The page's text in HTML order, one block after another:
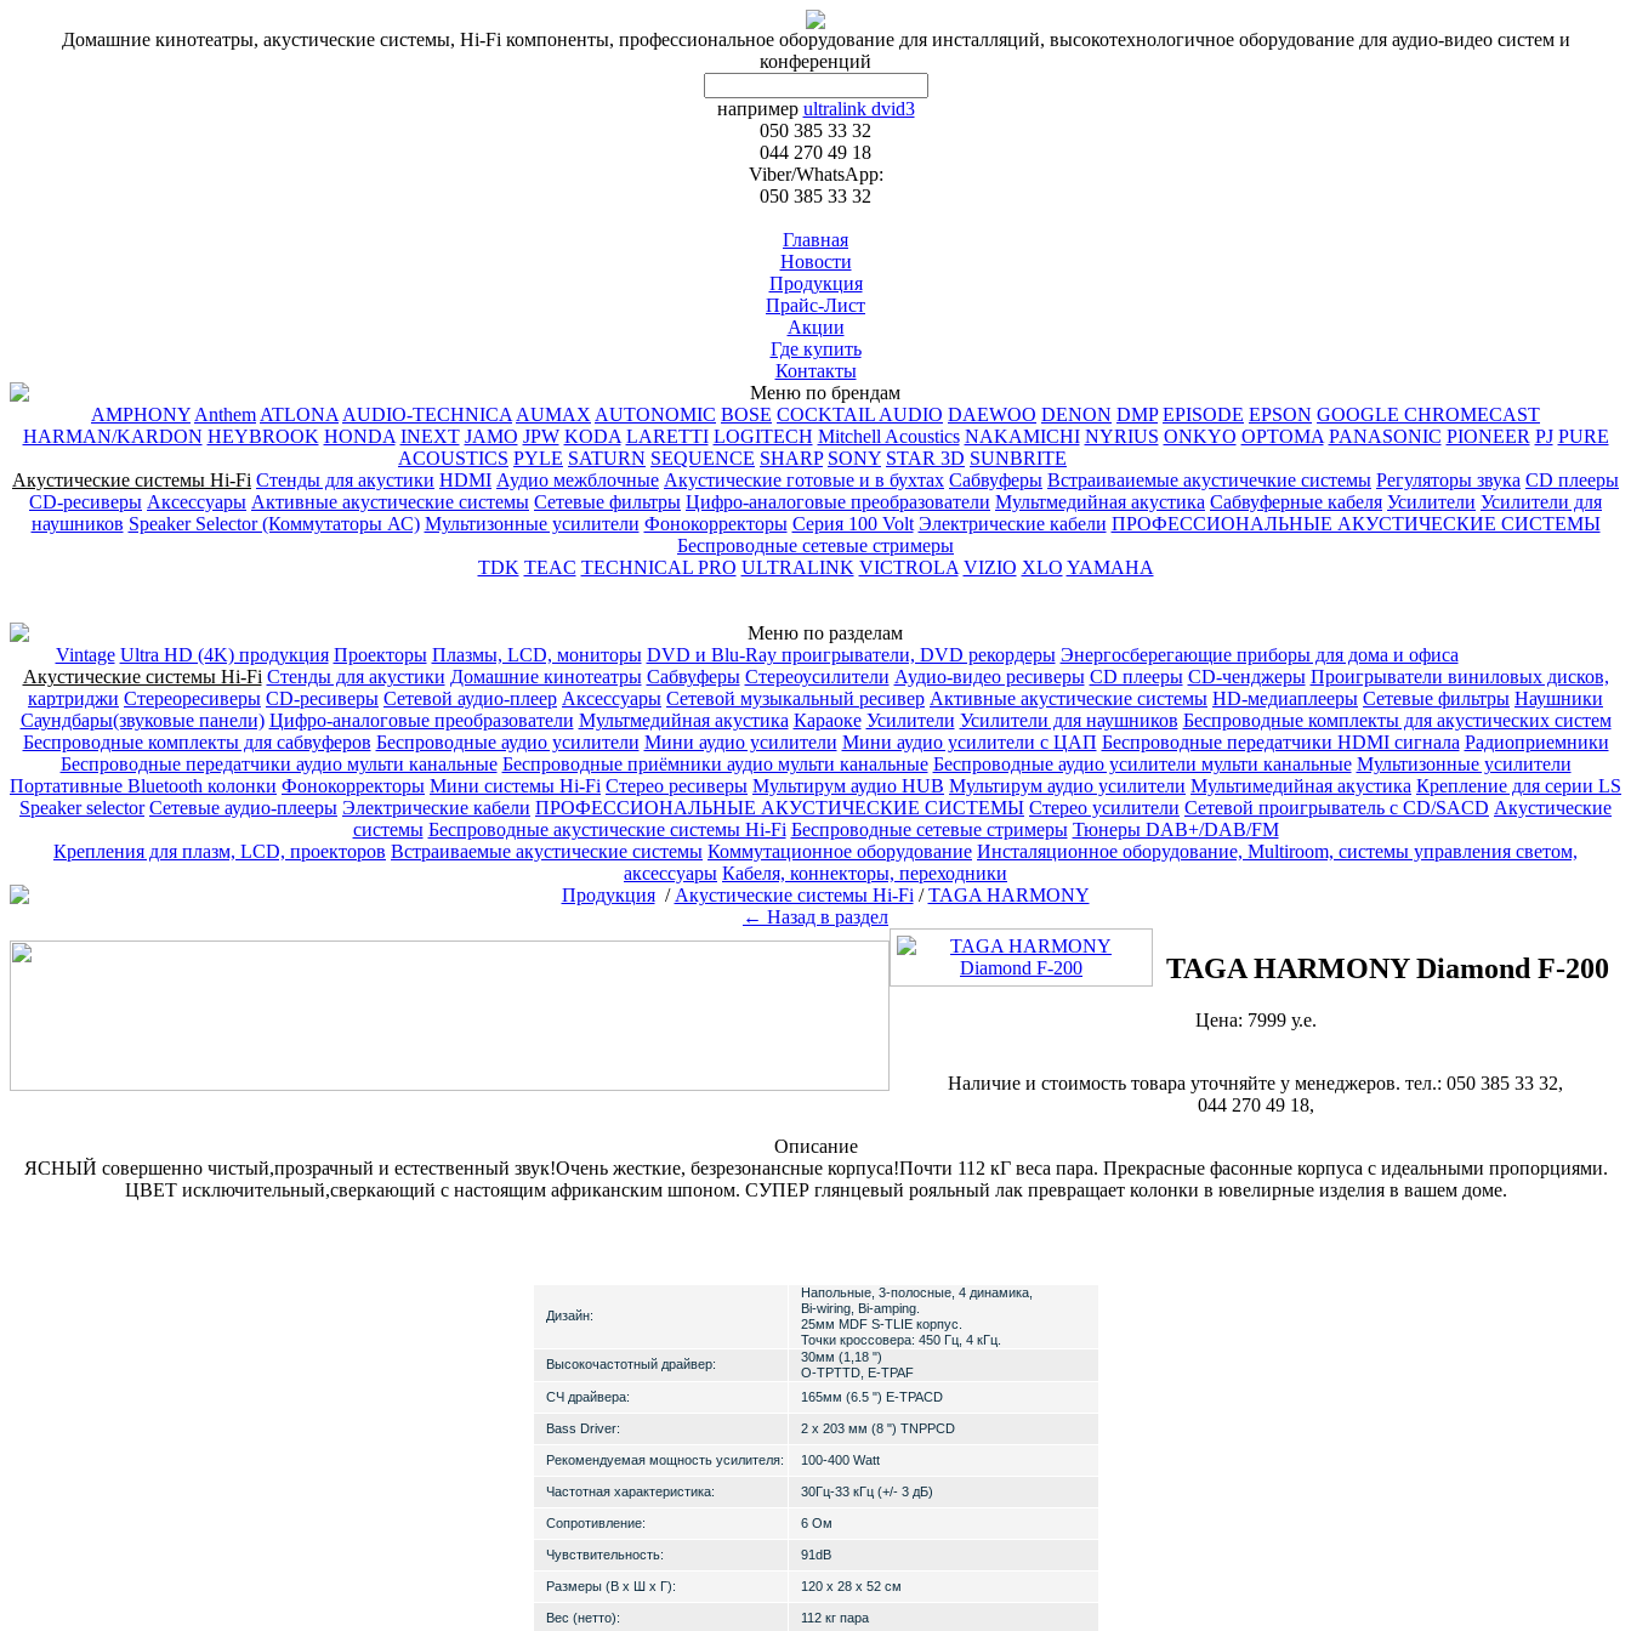
Домашние кинотеатры, акустические системы, Hi-Fi компоненты, профессиональное оборудование для инсталляций, высокотехнологичное оборудование для аудио-видео систем и
конференций
например ultralink dvid3
050 385 33 32
044 270 49 18
Viber/WhatsApp:
050 385 33 32
Главная
Новости
Продукция
Прайс-Лист
Акции
Где купить
Контакты
Меню по брендам
AMPHONY Anthem ATLONA AUDIO-TECHNICA AUMAX AUTONOMIC BOSE COCKTAIL AUDIO DAEWOO DENON DMP EPISODE EPSON GOOGLE CHROMECAST
HARMAN/KARDON HEYBROOK HONDA INEXT JAMO JPW KODA LARETTI LOGITECH Mitchell Acoustics NAKAMICHI NYRIUS ONKYO OPTOMA PANASONIC PIONEER PJ PURE
ACOUSTICS PYLE SATURN SEQUENCE SHARP SONY STAR 3D SUNBRITE
Акустические системы Hi-Fi Стенды для акустики HDMI Аудио межблочные Акустические готовые и в бухтах Сабвуферы Встраиваиемые акустичечкие системы Регуляторы звука CD плееры
CD-ресиверы Аксессуары Активные акустические системы Сетевые фильтры Цифро-аналоговые преобразователи Мультмедийная акустика Сабвуферные кабеля Усилители Усилители для
наушников Speaker Selector (Коммутаторы АС) Мультизонные усилители Фонокорректоры Серия 100 Volt Электрические кабели ПРОФЕССИОНАЛЬНЫЕ АКУСТИЧЕСКИЕ СИСТЕМЫ
Беспроводные сетевые стримеры
TDK TEAC TECHNICAL PRO ULTRALINK VICTROLA VIZIO XLO YAMAHA
Меню по разделам
Vintage Ultra HD (4K) продукция Проекторы Плазмы, LCD, мониторы DVD и Blu-Ray проигрыватели, DVD рекордеры Энергосберегающие приборы для дома и офиса
Акустические системы Hi-Fi Стенды для акустики Домашние кинотеатры Сабвуферы Стереоусилители Аудио-видео ресиверы CD плееры CD-ченджеры Проигрыватели виниловых дисков,
картриджи Стереоресиверы CD-ресиверы Сетевой аудио-плеер Аксессуары Сетевой музыкальный ресивер Активные акустические системы HD-медиаплееры Сетевые фильтры Наушники
Саундбары(звуковые панели) Цифро-аналоговые преобразователи Мультмедийная акустика Караоке Усилители Усилители для наушников Беспроводные комплекты для акустических систем
Беспроводные комплекты для сабвуферов Беспроводные аудио усилители Мини аудио усилители Мини аудио усилители с ЦАП Беспроводные передатчики HDMI сигнала Радиоприемники
Беспроводные передатчики аудио мульти канальные Беспроводные приёмники аудио мульти канальные Беспроводные аудио усилители мульти канальные Мультизонные усилители
Портативные Bluetooth колонки Фонокорректоры Мини системы Hi-Fi Стерео ресиверы Мультирум аудио HUB Мультирум аудио усилители Мультимедийная акустика Крепление для серии LS
Speaker selector Сетевые аудио-плееры Электрические кабели ПРОФЕССИОНАЛЬНЫЕ АКУСТИЧЕСКИЕ СИСТЕМЫ Стерео усилители Сетевой проигрыватель с CD/SACD Акустические
системы Беспроводные акустические системы Hi-Fi Беспроводные сетевые стримеры Тюнеры DAB+/DAB/FM
Крепления для плазм, LCD, проекторов Встраиваемые акустические системы Коммутационное оборудование Инсталяционное оборудование, Multiroom, системы управления светом,
аксессуары Кабеля, коннекторы, переходники
Продукция/ Акустические системы Hi-Fi /TAGA HARMONY
← Назад в раздел
TAGA HARMONY Diamond F-200
Цена: 7999 у.е.
Наличие и стоимость товара уточняйте у менеджеров. тел.: 050 385 33 32,
044 270 49 18,
Описание
ЯСНЫЙ совершенно чистый,прозрачный и естественный звук!Очень жесткие, безрезонансные корпуса!Почти 112 кГ веса пара. Прекрасные фасонные корпуса с идеальными пропорциями.
ЦВЕТ исключительный,сверкающий с настоящим африканским шпоном. СУПЕР глянцевый рояльный лак превращает колонки в ювелирные изделия в вашем доме.
Дизайн:
Напольные, 3-полосные, 4 динамика,
Bi-wiring, Bi-amping.
25мм MDF S-TLIE корпус.
Точки кроссовера: 450 Гц, 4 кГц.
Высокочастотный драйвер:
30мм (1,18 ")
O-TPTTD, E-TPAF
СЧ драйвера:
165мм (6.5 ") E-TPACD
Bass Driver: 2 х 203 мм (8 ") TNPPCD
Рекомендуемая мощность усилителя: 100-400 Watt
Частотная характеристика: 30Гц-33 кГц (+/- 3 дБ)
Cопротивление: 6 Ом
Чувствительность: 91dB
Размеры (В х Ш х Г): 120 х 28 х 52 см
Вес (нетто): 112 кг пара